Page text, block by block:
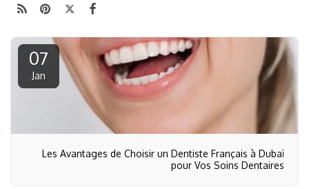
07
Jan
Les Avantages de Choisir un Dentiste Français à Dubaï
pour Vos Soins Dentaires